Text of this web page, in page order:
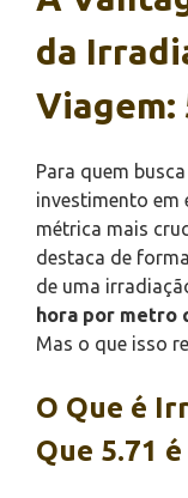
da
Viagem:
Para quem
investimento em
métrica mais
destaca de
de uma
hora por metro
Mas o que isso
O Que é
Que 5.71